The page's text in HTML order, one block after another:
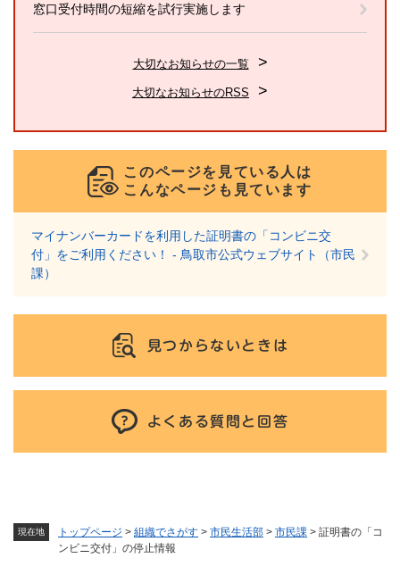
現在地 トップページ > 組織でさがす > 市民生活部 > 市民課 > 証明書の「コ
ンビニ交付」の停止情報
窓口受付時間の短縮を試行実施します
大切なお知らせの一覧
大切なお知らせのRSS
このページを見ている人は
こんなページも見ています
マイナンバーカードを利用した証明書の「コンビニ交
付」をご利用ください！ - 鳥取市公式ウェブサイト（市民
課）
見つからないときは
よくある質問と回答